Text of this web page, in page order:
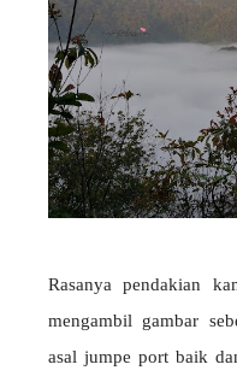
Rasanya pendakian
mengambil gambar
asal jumpe port baik